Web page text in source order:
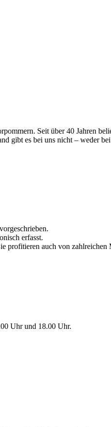
Seit über 40 Jahren
gibt es bei uns nicht – weder
erfasst.
profitieren auch von
Uhr und 18.00 Uhr.